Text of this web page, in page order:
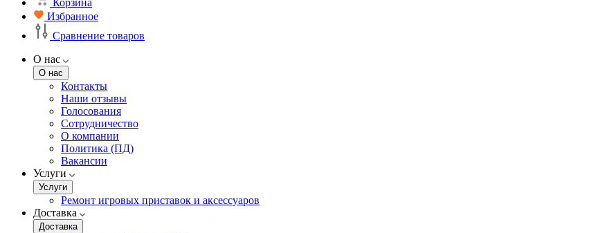
Корзина
Избранное
Сравнение товаров
О нас
О нас
Контакты
Наши отзывы
Голосования
Сотрудничество
О компании
Политика (ПД)
Вакансии
Услуги
Услуги
Ремонт игровых приставок и аксессуаров
Доставка
Доставка